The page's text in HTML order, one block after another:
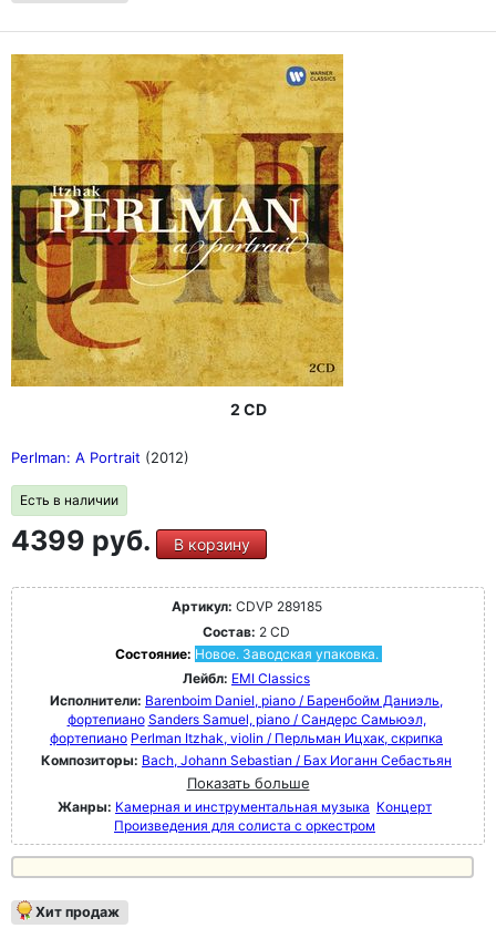
2 CD
Perlman: A Portrait (2012)
Есть в наличии
4399 руб. В корзину
Артикул: CDVP 289185
Состав: 2 CD
Состояние: Новое. Заводская упаковка.
Лейбл: EMI Classics
Исполнители: Barenboim Daniel, piano / Баренбойм Даниэль,
фортепиано Sanders Samuel, piano / Сандерс Самьюэл,
фортепиано Perlman Itzhak, violin / Перльман Ицхак, скрипка
Композиторы: Bach, Johann Sebastian / Бах Иоганн Себастьян
Показать больше
Жанры: Камерная и инструментальная музыка Концерт
Произведения для солиста с оркестром
Хит продаж